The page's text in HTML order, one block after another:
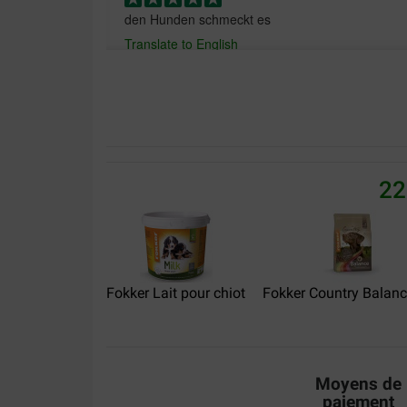
den Hunden schmeckt es
Translate to English
Het product is buitengewoon, maar de levering
Translate to English
kor schepers
03-07-2019
Fokker Lait pour chiot Fokker Country
Moyens de
paiement